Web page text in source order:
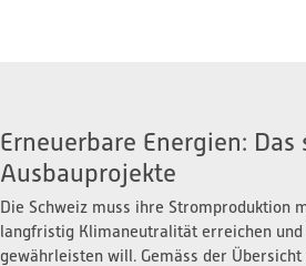
Erneuerbare Energien: Das
Ausbauprojekte
Die Schweiz muss ihre Stromproduktion
langfristig Klimaneutralität erreichen
gewährleisten will. Gemäss der